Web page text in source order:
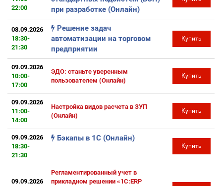
22:00
при разработке (Онлайн)
08.09.2026
18:30-
21:30
Решение задач
автоматизации на торговом
предприятии
Купить
09.09.2026
10:00-
17:00
ЭДО: станьте уверенным
пользователем (Онлайн)
Купить
09.09.2026
11:00-
14:00
Настройка видов расчета в ЗУП
(Онлайн)
Купить
09.09.2026
18:30-
21:30
Бэкапы в 1С (Онлайн)
Купить
09.09.2026
Регламентированный учет в
прикладном решении «1С:ERP